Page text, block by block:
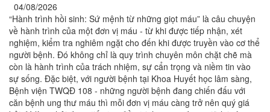
04/08/2026
“Hành trình hồi sinh: Sứ mệnh từ những giọt máu” là câu chuyện
về hành trình của một đơn vị máu - từ khi được tiếp nhận, xét
nghiệm, kiểm tra nghiêm ngặt cho đến khi được truyền vào cơ thể
người bệnh. Đó không chỉ là quy trình chuyên môn chặt chẽ mà
còn là hành trình của trách nhiệm, sự cẩn trọng và niềm tin vào
sự sống. Đặc biệt, với người bệnh tại Khoa Huyết học lâm sàng,
Bệnh viện TWQĐ 108 - những người bệnh đang chiến đấu với
căn bệnh ung thư máu thì mỗi đơn vị máu càng trở nên quý giá